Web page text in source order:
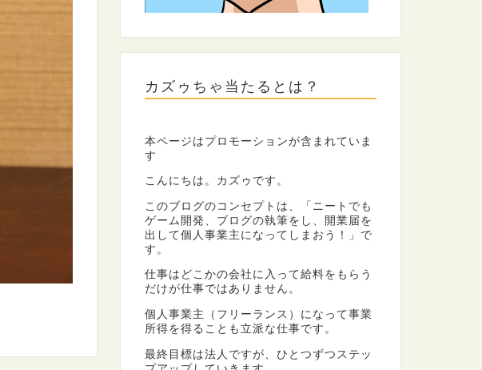
カズゥちゃ当たるとは？
本ページはプロモーションが含まれていま
す
こんにちは。カズゥです。
このブログのコンセプトは、「ニートでも
ゲーム開発、ブログの執筆をし、開業届を
出して個人事業主になってしまおう！」で
す。
仕事はどこかの会社に入って給料をもらう
だけが仕事ではありません。
個人事業主（フリーランス）になって事業
所得を得ることも立派な仕事です。
最終目標は法人ですが、ひとつずつステッ